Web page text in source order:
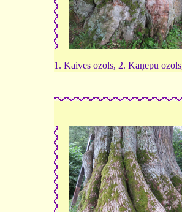
1. Kaives ozols, 2. Kaņepu